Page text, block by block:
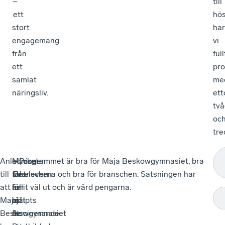
ett
stort
engagemang
från
ett
samlat
näringsliv.
har
vi
Anledningen
till
att
Maja
Beskowgymnasiet
–
Branschen
har
hjälpts
åt
Mycket
talar
för
att
de
–
Det
är
rätt
fascinerande.
– Programmet är bra för Maja Beskowgymnasiet, bra
för eleverna och bra för branschen. Satsningen har
fallit väl ut och är värd pengarna.